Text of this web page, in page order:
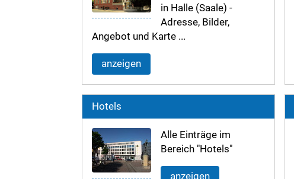
in Halle (Saale) -
Adresse, Bilder,
Angebot und Karte ...
anzeigen
Hotels
Alle Einträge im
Bereich "Hotels"
anzeigen